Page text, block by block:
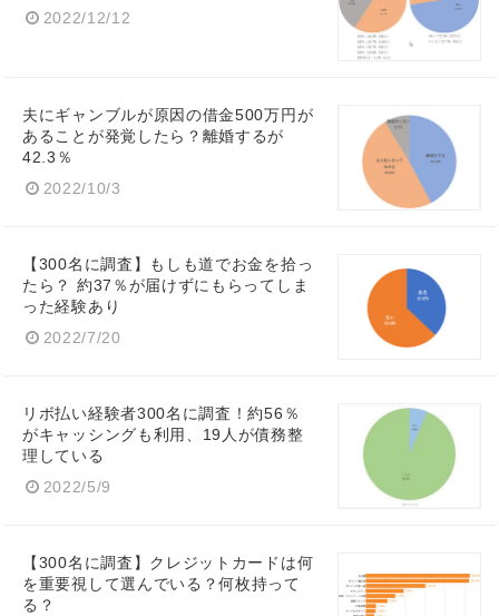
2022/12/12
夫にギャンブルが原因の借金500万円が
あることが発覚したら？離婚するが
42.3％
2022/10/3
【300名に調査】もしも道でお金を拾っ
たら？ 約37％が届けずにもらってしま
った経験あり
2022/7/20
リボ払い経験者300名に調査！約56％
がキャッシングも利用、19人が債務整
理している
2022/5/9
【300名に調査】クレジットカードは何
を重要視して選んでいる？何枚持って
る？